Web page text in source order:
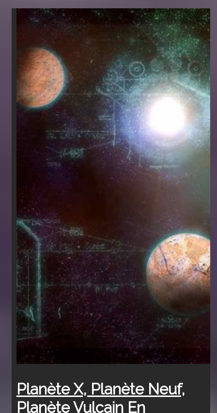
A
questions
Planète X, Planète Neuf,
Planète Vulcain En